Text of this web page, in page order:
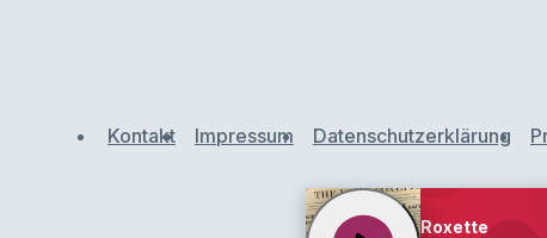
Kontakt Impressum Datenschutzerklärung
Roxette